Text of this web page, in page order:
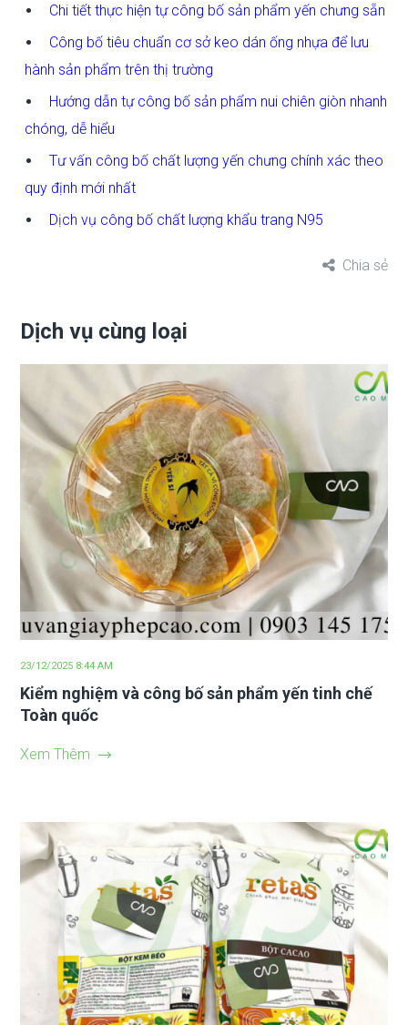
Chi tiết thực hiện tự công bố sản phẩm yến chưng sẵn
Công bố tiêu chuẩn cơ sở keo dán ống nhựa để lưu
hành sản phẩm trên thị trường
Hướng dẫn tự công bố sản phẩm nui chiên giòn nhanh
chóng, dễ hiểu
Tư vấn công bố chất lượng yến chưng chính xác theo
quy định mới nhất
Dịch vụ công bố chất lượng khẩu trang N95
Chia sẻ
Dịch vụ cùng loại
23/12/2025 8:44 AM
Kiểm nghiệm và công bố sản phẩm yến tinh chế
Toàn quốc
Xem Thêm